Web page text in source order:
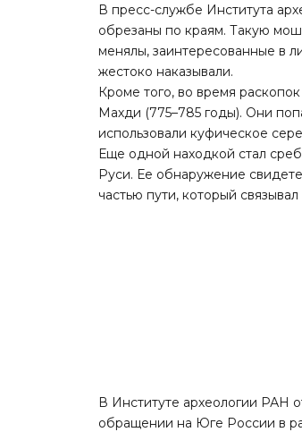
В пресс-службе Института
обрезаны по краям. Такую
менялы, заинтересованные в
жестоко наказывали.
Кроме того, во время
Махди (775–785 годы). Они
использовали куфическое
Еще одной находкой стал
Руси. Ее обнаружение
частью пути, который
В Институте археологии РАН
обращении на Юге России в